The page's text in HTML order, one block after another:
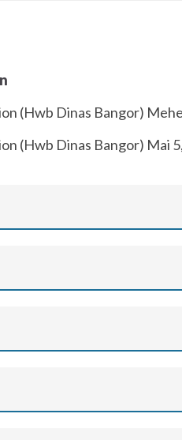
(Hwb Dinas Bangor)
(Hwb Dinas Bangor) Mai